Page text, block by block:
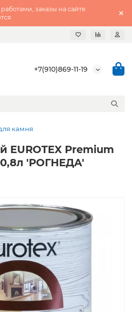
заказы на сайте
+7(910)869-11-19
камня
EUROTEX Premium
'РОГНЕДА'